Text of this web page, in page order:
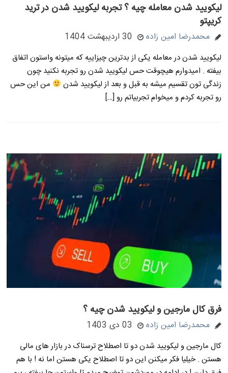
لیکویید شدن معامله چیه ؟ تجربه لیکویید شدن در ترید
کریپتو
محمدرضا امین زاده 30 اردیبهشت 1404
لیکویید شدن در معامله یکی از بدترین چیزاییه که میتونه واستون اتفاق
بیفته . امیدوارم هیچوقت حس لیکویید شدن رو تجربه نکنید چون
زندگی تون تقسیم میشه به قبل و بعد از لیکویید شدن
من این حس
رو تجربه کردم و میخوام تجربیاتم رو […]
فرق کال مارجین و لیکویید شدن چیه ؟
محمدرضا امین زاده 03 دی 1403
کال مارجین و لیکویید شدن دو تا اصطلاح ترسناک در بازار های مالی
هستن . خیلیا فکر میکنن این دو تا اصطلاح یکی هستن اما نه ! با هم